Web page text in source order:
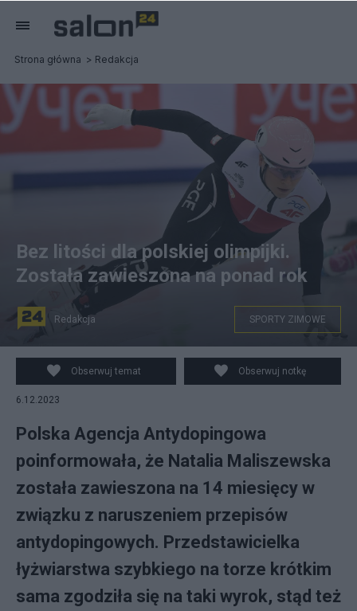
Strona główna Redakcja
Maliszewska zawieszona przez POLADA. Fot.
Facebook/Natalia Maliszewska
Bez litości dla polskiej olimpijki.
Została zawieszona na ponad rok
Redakcja SPORTY ZIMOWE
Obserwuj temat Obserwuj notkę
6.12.2023
Polska Agencja Antydopingowa
poinformowała, że Natalia Maliszewska
została zawieszona na 14 miesięcy w
związku z naruszeniem przepisów
antydopingowych. Przedstawicielka
łyżwiarstwa szybkiego na torze krótkim
sama zgodziła się na taki wyrok, stąd też